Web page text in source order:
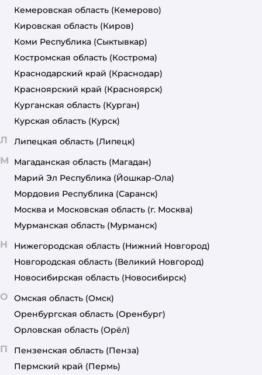
Кемеровская область (Кемерово)
Кировская область (Киров)
Коми Республика (Сыктывкар)
Костромская область (Кострома)
Краснодарский край (Краснодар)
Красноярский край (Красноярск)
Курганская область (Курган)
Курская область (Курск)
Л Липецкая область (Липецк)
М Магаданская область (Магадан)
Марий Эл Республика (Йошкар-Ола)
Мордовия Республика (Саранск)
Москва и Московская область (г. Москва)
Мурманская область (Мурманск)
Н Нижегородская область (Нижний Новгород)
Новгородская область (Великий Новгород)
Новосибирская область (Новосибирск)
О Омская область (Омск)
Оренбургская область (Оренбург)
Орловская область (Орёл)
П Пензенская область (Пенза)
Пермский край (Пермь)